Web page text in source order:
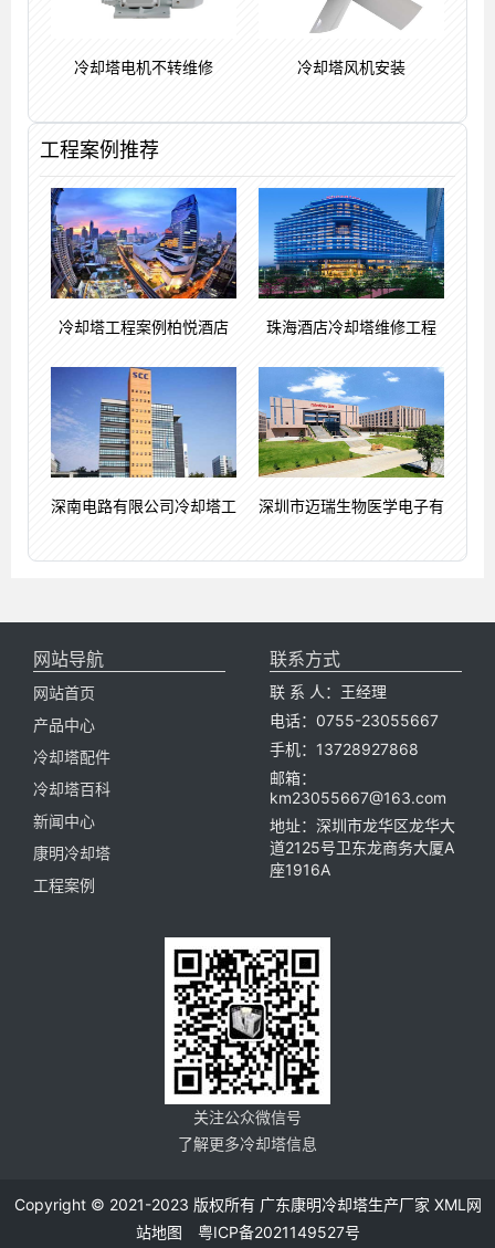
冷却塔电机不转维修 冷却塔风机安装
工程案例推荐
冷却塔工程案例柏悦酒店 珠海酒店冷却塔维修工程
深南电路有限公司冷却塔工 深圳市迈瑞生物医学电子有
网站导航
网站首页
产品中心
冷却塔配件
冷却塔百科
新闻中心
康明冷却塔
工程案例
联系方式
联 系 人：王经理
电话：0755-23055667
手机：13728927868
邮箱：
km23055667@163.com
地址：深圳市龙华区龙华大
道2125号卫东龙商务大厦A
座1916A
关注公众微信号
了解更多冷却塔信息
Copyright © 2021-2023 版权所有 广东康明冷却塔生产厂家 XML网
站地图
粤ICP备2021149527号